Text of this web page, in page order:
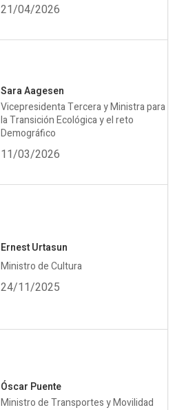
21/04/2026
Sara Aagesen
Vicepresidenta Tercera y Ministra para
la Transición Ecológica y el reto
Demográfico
11/03/2026
Ernest Urtasun
Ministro de Cultura
24/11/2025
Óscar Puente
Ministro de Transportes y Movilidad